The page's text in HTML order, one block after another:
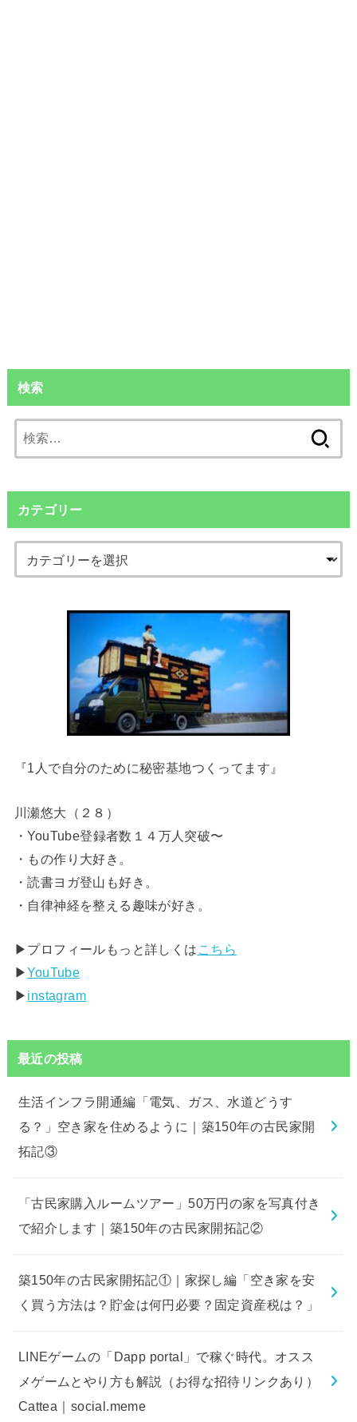
検索
索:
カテゴリー
『1人で自分のために秘密基地つくってます』
川瀬悠大（２８）
・YouTube登録者数１４万人突破〜
・もの作り大好き。
・読書ヨガ登山も好き。
・自律神経を整える趣味が好き。
▶︎プロフィールもっと詳しくは こちら
▶︎YouTube
▶︎ instagram
最近の投稿
生活インフラ開通編「電気、ガス、水道どうす
る？」空き家を住めるように｜築150年の古民家開
拓記③
「古民家購入ルームツアー」50万円の家を写真付き
で紹介します｜築150年の古民家開拓記②
築150年の古民家開拓記①｜家探し編「空き家を安
く買う方法は？貯金は何円必要？固定資産税は？」
LINEゲームの「Dapp portal」で稼ぐ時代。オスス
メゲームとやり方も解説（お得な招待リンクあり）
Cattea｜social.meme